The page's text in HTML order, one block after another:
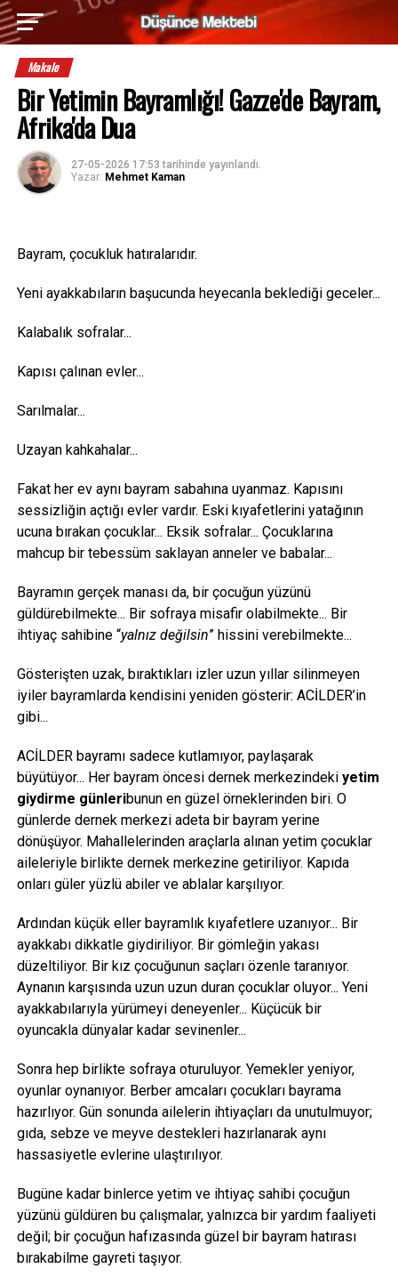
Makale
Bir Yetimin Bayramlığı! Gazze'de Bayram,
Afrika'da Dua
27-05-2026 17:53 tarihinde yayınlandı.
Yazar: Mehmet Kaman
Bayram, çocukluk hatıralarıdır.
Yeni ayakkabıların başucunda heyecanla beklediği geceler...
Kalabalık sofralar...
Kapısı çalınan evler...
Sarılmalar...
Uzayan kahkahalar...
Fakat her ev aynı bayram sabahına uyanmaz. Kapısını
sessizliğin açtığı evler vardır. Eski kıyafetlerini yatağının
ucuna bırakan çocuklar... Eksik sofralar... Çocuklarına
mahcup bir tebessüm saklayan anneler ve babalar...
Bayramın gerçek manası da, bir çocuğun yüzünü
güldürebilmekte... Bir sofraya misafir olabilmekte... Bir
ihtiyaç sahibine “yalnız değilsin” hissini verebilmekte...
Gösterişten uzak, bıraktıkları izler uzun yıllar silinmeyen
iyiler bayramlarda kendisini yeniden gösterir: ACİLDER’in
gibi...
ACİLDER bayramı sadece kutlamıyor, paylaşarak
büyütüyor... Her bayram öncesi dernek merkezindeki yetim
giydirme günleribunun en güzel örneklerinden biri. O
günlerde dernek merkezi adeta bir bayram yerine
dönüşüyor. Mahallelerinden araçlarla alınan yetim çocuklar
aileleriyle birlikte dernek merkezine getiriliyor. Kapıda
onları güler yüzlü abiler ve ablalar karşılıyor.
Ardından küçük eller bayramlık kıyafetlere uzanıyor... Bir
ayakkabı dikkatle giydiriliyor. Bir gömleğin yakası
düzeltiliyor. Bir kız çocuğunun saçları özenle taranıyor.
Aynanın karşısında uzun uzun duran çocuklar oluyor... Yeni
ayakkabılarıyla yürümeyi deneyenler... Küçücük bir
oyuncakla dünyalar kadar sevinenler...
Sonra hep birlikte sofraya oturuluyor. Yemekler yeniyor,
oyunlar oynanıyor. Berber amcaları çocukları bayrama
hazırlıyor. Gün sonunda ailelerin ihtiyaçları da unutulmuyor;
gıda, sebze ve meyve destekleri hazırlanarak aynı
hassasiyetle evlerine ulaştırılıyor.
Bugüne kadar binlerce yetim ve ihtiyaç sahibi çocuğun
yüzünü güldüren bu çalışmalar, yalnızca bir yardım faaliyeti
değil; bir çocuğun hafızasında güzel bir bayram hatırası
bırakabilme gayreti taşıyor.